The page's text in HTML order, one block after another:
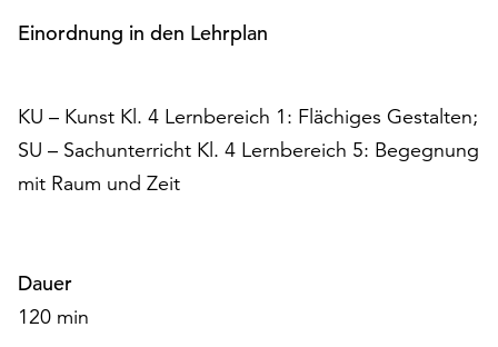
und
steht
Ihnen
am
Ende
Schaltfläche
„Cookie-
Einordnung in den Lehrplan
KU – Kunst Kl. 4 Lernbereich 1: Flächiges Gestalten;
SU – Sachunterricht Kl. 4 Lernbereich 5: Begegnung
mit Raum und Zeit
Dauer
120 min